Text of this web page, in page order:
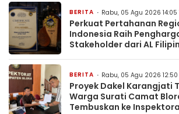
BERITA Rabu, 05 Agu 2026 14:05
Perkuat Pertahanan
Indonesia Raih
Stakeholder dari AL
BERITA Rabu, 05 Agu 2026 12:50
Proyek Dakel Karangjati
Warga Surati Camat
Tembuskan ke